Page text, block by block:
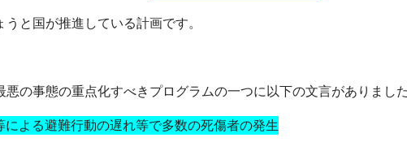
と国が推進している計画です。
悪の事態の重点化すべきプログラムの一つに以下の文言がありまし
よる避難行動の遅れ等で多数の死傷者の発生